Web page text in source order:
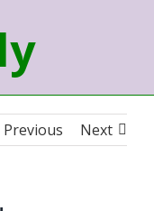
Previous Next